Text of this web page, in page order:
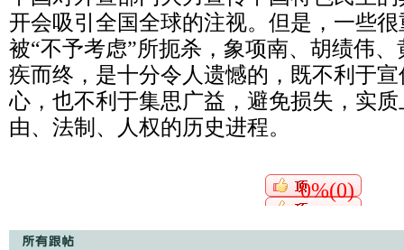
开会吸引全国全球的注视。但是，一些
被“不予考虑”所扼杀，象项南、胡绩伟
疾而终，是十分令人遗憾的，既不利于
心，也不利于集思广益，避免损失，实
由、法制、人权的历史进程。
0%(0)